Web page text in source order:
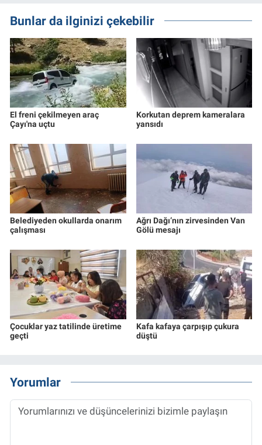
Bunlar da ilginizi çekebilir
El freni çekilmeyen araç
Çayı'na uçtu
Korkutan deprem kameralara
yansıdı
Belediyeden okullarda onarım
çalışması
Ağrı Dağı’nın zirvesinden Van
Gölü mesajı
Çocuklar yaz tatilinde üretime
geçti
Kafa kafaya çarpışıp çukura
düştü
Yorumlar